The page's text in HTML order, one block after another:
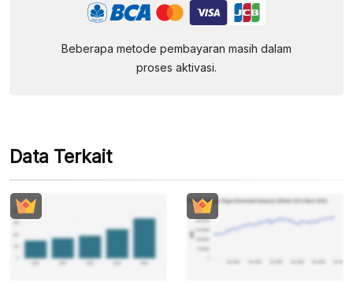
Beberapa metode pembayaran masih dalam
proses aktivasi.
Data Terkait